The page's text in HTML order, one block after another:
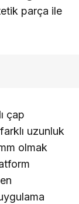
parça ile
çap
uzunluk
ol­mak